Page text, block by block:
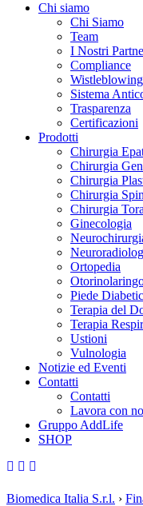
Chi siamo
Chi Siamo
Team
I Nostri
Compliance
Wistleblowing
Sistema
Trasparenza
Certificazioni
Prodotti
Chirurgia
Chirurgia
Chirurgia
Chirurgia
Chirurgia
Ginecologia
Ortopedia
Piede
Terapia del
Terapia
Ustioni
Vulnologia
Notizie ed Eventi
Contatti
Contatti
Lavora con
Gruppo AddLife
SHOP
Biomedica Italia S.r.l. ›